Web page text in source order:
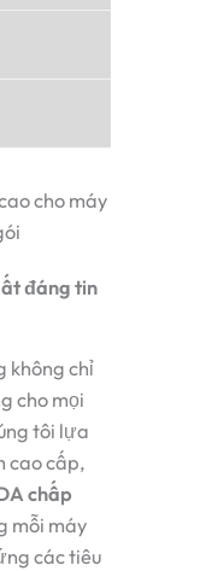
cho máy
đáng tin
không chỉ
cho mọi
tôi lựa
cao cấp,
chấp
mỗi máy
các tiêu